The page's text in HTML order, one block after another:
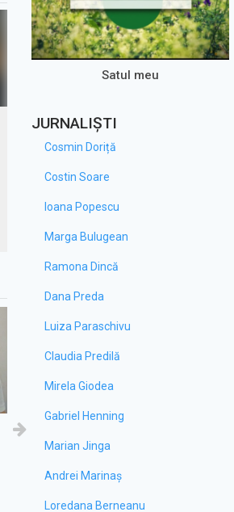
Satul meu – 02.08.2026
cu doctorat în horticultură care
cunoscută ca burete natural, decât
Satul meu
JURNALIȘTI
Cosmin Doriță
Costin Soare
Ioana Popescu
Marga Bulugean
Ramona Dincă
Dana Preda
Luiza Paraschivu
Claudia Predilă
Mirela Giodea
Gabriel Henning
Marian Jinga
Andrei Marinaș
Loredana Berneanu